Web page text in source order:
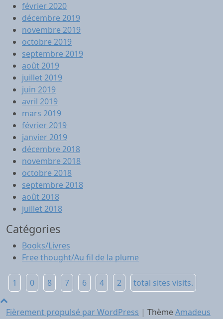
février 2020
décembre 2019
novembre 2019
octobre 2019
septembre 2019
août 2019
juillet 2019
juin 2019
avril 2019
mars 2019
février 2019
janvier 2019
décembre 2018
novembre 2018
octobre 2018
septembre 2018
août 2018
juillet 2018
Catégories
Books/Livres
Free thought/Au fil de la plume
1 0 8 7 6 4 2 total sites visits.
Fièrement propulsé par WordPress | ThèmeAmadeus